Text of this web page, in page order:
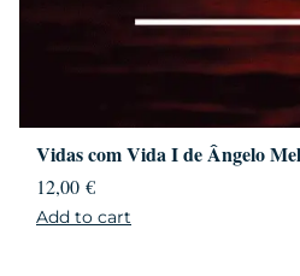
Vidas com Vida I de Ângelo
12,00 €
Add to cart